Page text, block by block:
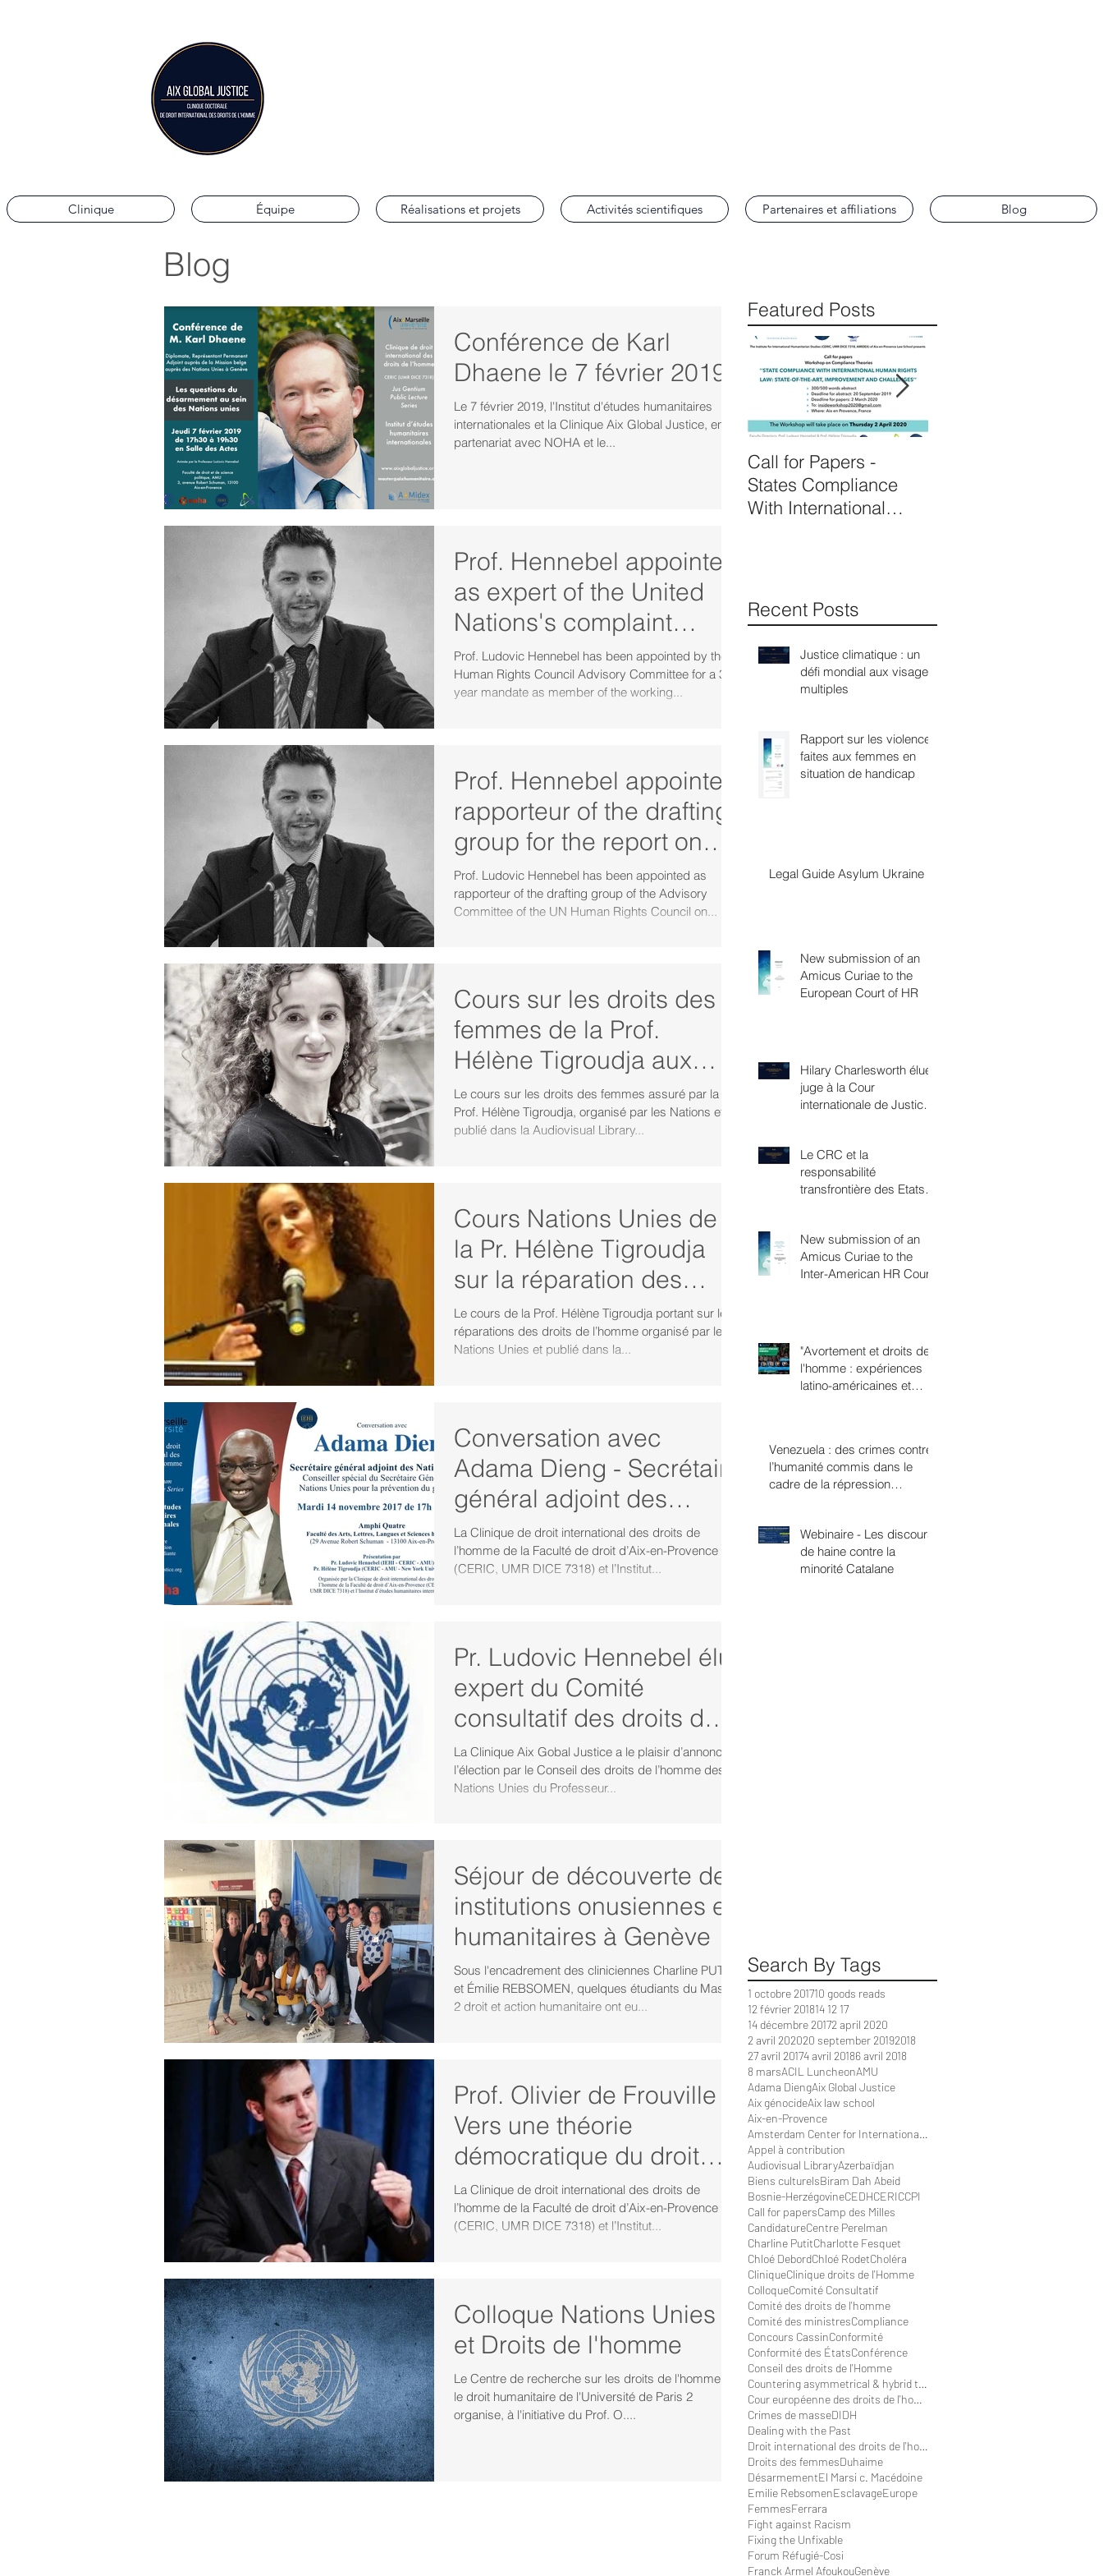
Clinique Équipe Réalisations et projets Activités scientifiques Partenaires et affiliations Blog
Blog
Conférence de Karl
Dhaene le 7 février 2019
Le 7 février 2019, l'Institut d'études humanitaires
internationales et la Clinique Aix Global Justice, en
partenariat avec NOHA et le...
Prof. Hennebel appointed
as expert of the United
Nations's complaint
procedure for consistent
pa
Prof. Ludovic Hennebel has been appointed by the
Human Rights Council Advisory Committee for a 3-
year mandate as member of the working...
Prof. Hennebel appointed
rapporteur of the drafting
group for the report on
Racial Equality at the A
Prof. Ludovic Hennebel has been appointed as
rapporteur of the drafting group of the Advisory
Committee of the UN Human Rights Council on...
Cours sur les droits des
femmes de la Prof.
Hélène Tigroudja aux
Nations Unies
Le cours sur les droits des femmes assuré par la
Prof. Hélène Tigroudja, organisé par les Nations et
publié dans la Audiovisual Library...
Cours Nations Unies de
la Pr. Hélène Tigroudja
sur la réparation des
violations des droits de
l’homm
Le cours de la Prof. Hélène Tigroudja portant sur les
réparations des droits de l’homme organisé par les
Nations Unies et publié dans la...
Conversation avec
Adama Dieng - Secrétaire
général adjoint des
Nations Unies - 14
novembre 2017
La Clinique de droit international des droits de
l’homme de la Faculté de droit d’Aix-en-Provence
(CERIC, UMR DICE 7318) et l’Institut...
Pr. Ludovic Hennebel élu
expert du Comité
consultatif des droits de
l’homme des Nations
Unies
La Clinique Aix Gobal Justice a le plaisir d’annoncer
l’élection par le Conseil des droits de l’homme des
Nations Unies du Professeur...
Séjour de découverte des
institutions onusiennes et
humanitaires à Genève
Sous l'encadrement des cliniciennes Charline PUTTI
et Émilie REBSOMEN, quelques étudiants du Master
2 droit et action humanitaire ont eu...
Prof. Olivier de Frouville -
Vers une théorie
démocratique du droit
international ?
Conférence du 27
La Clinique de droit international des droits de
l’homme de la Faculté de droit d’Aix-en-Provence
(CERIC, UMR DICE 7318) et l’Institut...
Colloque Nations Unies
et Droits de l'homme
Le Centre de recherche sur les droits de l'homme et
le droit humanitaire de l'Université de Paris 2
organise, à l'initiative du Prof. O....
Featured Posts
Call for Papers -
States Compliance
With International
Recent Posts
Justice climatique : un
défi mondial aux visages
multiples
Rapport sur les violences
faites aux femmes en
situation de handicap
Legal Guide Asylum Ukraine
New submission of an
Amicus Curiae to the
European Court of HR
Hilary Charlesworth élue
juge à la Cour
internationale de Justice,
Le CRC et la
responsabilité
transfrontière des Etats
New submission of an
Amicus Curiae to the
Inter-American HR Court
"Avortement et droits de
l'homme : expériences
latino-américaines et
Venezuela : des crimes contre
l’humanité commis dans le
cadre de la répression
Webinaire - Les discours
de haine contre la
minorité Catalane
Search By Tags
1 octobre 201710 goods reads
12 février 201814 12 17
14 décembre 20172 april 2020
2 avril 202020 september 20192018
27 avril 20174 avril 20186 avril 2018
8 marsACIL LuncheonAMU
Adama DiengAix Global Justice
Aix génocideAix law school
Aix-en-Provence
Amsterdam Center for International Law
Appel à contribution
Audiovisual LibraryAzerbaïdjan
Biens culturelsBiram Dah Abeid
Bosnie-HerzégovineCEDHCERICCPI
Call for papersCamp des Milles
CandidatureCentre Perelman
Charline PutitCharlotte Fesquet
Chloé DebordChloé RodetCholéra
CliniqueClinique droits de l'Homme
ColloqueComité Consultatif
Comité des droits de l'homme
Comité des ministresCompliance
Concours CassinConformité
Conformité des ÉtatsConférence
Conseil des droits de l'Homme
Countering asymmetrical & hybrid threats withi
Cour européenne des droits de l'homme
Crimes de masseDIDH
Dealing with the Past
Droit international des droits de l'homme
Droits des femmesDuhaime
DésarmementEl Marsi c. Macédoine
Emilie RebsomenEsclavageEurope
FemmesFerrara
Fight against Racism
Fixing the Unfixable
Forum Réfugié-Cosi
Franck Armel AfoukouGenève